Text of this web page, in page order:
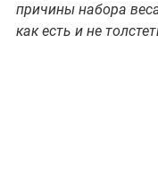
причины набора
как есть и не